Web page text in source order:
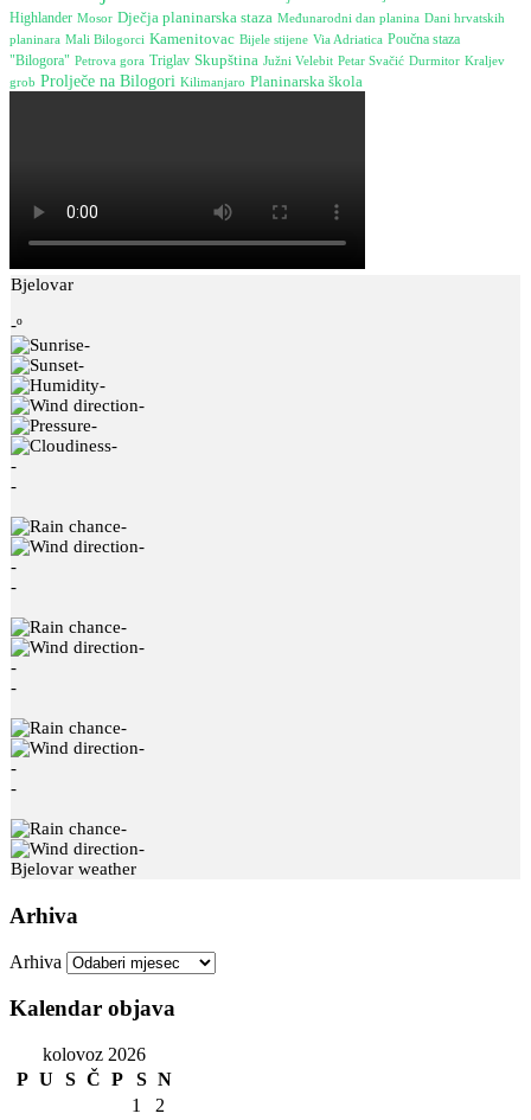
Highlander Mosor Dječja planinarska staza Međunarodni dan planina Dani hrvatskih
planinara Mali Bilogorci Kamenitovac Bijele stijene Via Adriatica Poučna staza
"Bilogora" Petrova gora Triglav Skupština Južni Velebit Petar Svačić Durmitor Kraljev
grob Prolječe na Bilogori Kilimanjaro Planinarska škola
Bjelovar
-º
-
-
-
-
-
-
-
-
-
-
-
-
-
-
-
-
-
-
-
-
-
-
Bjelovar weather
Arhiva
Arhiva
Kalendar objava
kolovoz 2026
P U S Č P S N
1
2